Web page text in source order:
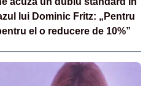
lui Dominic Fritz: „Pentru
el o reducere de 10%”